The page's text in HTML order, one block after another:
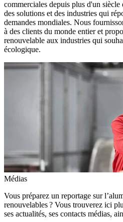
commerciales depuis plus d'un
des solutions et des industries qui
demandes mondiales. Nous
à des clients du monde entier et
renouvelable aux industries qui
écologique.
Médias
Vous préparez un reportage sur
renouvelables ? Vous trouverez ici
ses actualités, ses contacts médias,